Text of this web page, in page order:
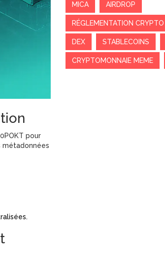
pour
métadonnées
MICA AIRDROP
RÉGLEMENTATION CRYPTO
DEX STABLECOINS
CRYPTOMONNAIE MEME